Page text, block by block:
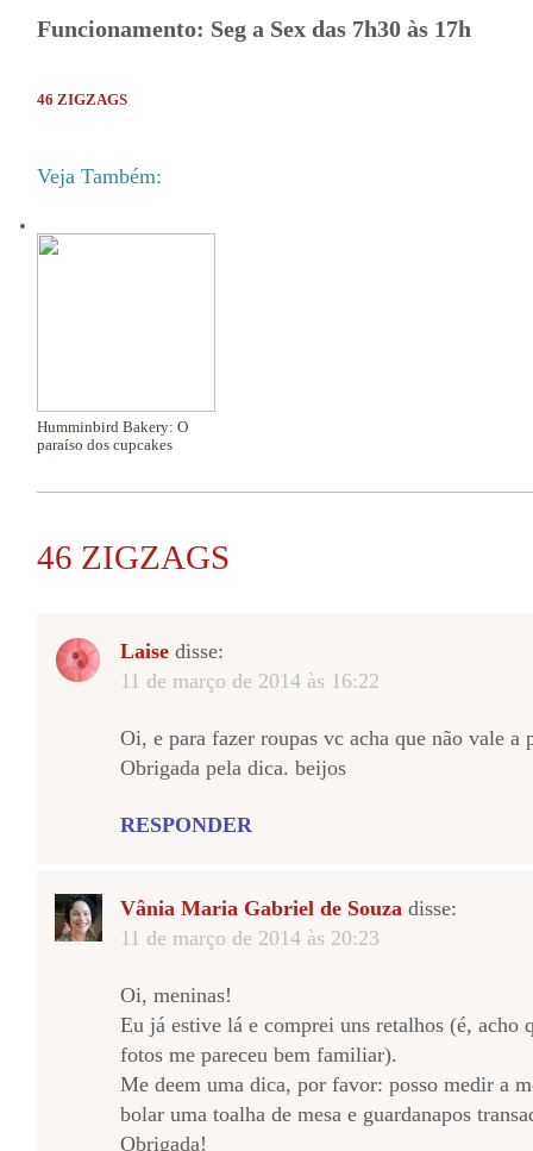
Funcionamento: Seg a Sex das 7h30 às 17h
46 ZIGZAGS
Veja Também:
Humminbird Bakery: O
paraíso dos cupcakes
46 ZIGZAGS
Laise disse:
11 de março de 2014 às 16:22
Oi, e para fazer roupas vc acha que não vale a
Obrigada pela dica. beijos
RESPONDER
Vânia Maria Gabriel de Souza disse:
11 de março de 2014 às 20:23
Oi, meninas!
Eu já estive lá e comprei uns retalhos (é, acho
fotos me pareceu bem familiar).
Me deem uma dica, por favor: posso medir a
bolar uma toalha de mesa e guardanapos
Obrigada!